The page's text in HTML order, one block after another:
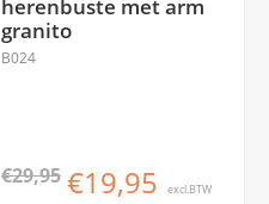
herenbuste met arm
granito
B024
€29,95 €19,95 excl.BTW